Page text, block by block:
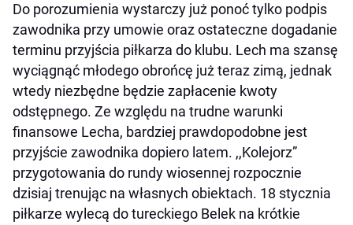
Do porozumienia wystarczy już ponoć tylko podpis
zawodnika przy umowie oraz ostateczne dogadanie
terminu przyjścia piłkarza do klubu. Lech ma szansę
wyciągnąć młodego obrońcę już teraz zimą, jednak
wtedy niezbędne będzie zapłacenie kwoty
odstępnego. Ze względu na trudne warunki
finansowe Lecha, bardziej prawdopodobne jest
przyjście zawodnika dopiero latem. ,,Kolejorz”
przygotowania do rundy wiosennej rozpocznie
dzisiaj trenując na własnych obiektach. 18 stycznia
piłkarze wylecą do tureckiego Belek na krótkie